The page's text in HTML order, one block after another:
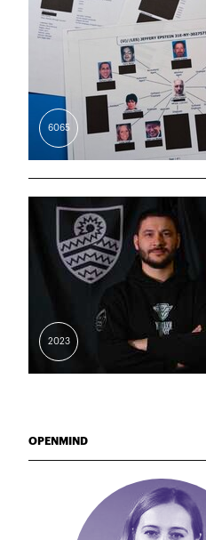
6065
2023
OPENMIND